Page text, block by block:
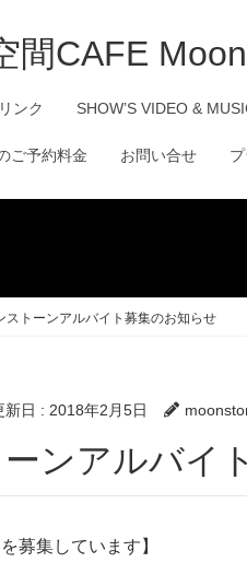
ンク SHOW’S VIDEO &
ご予約料金 お問い合せ
ストーンアルバイト募集のお知らせ
新日 : 2018年2月5日
ーンアルバ
募集しています】